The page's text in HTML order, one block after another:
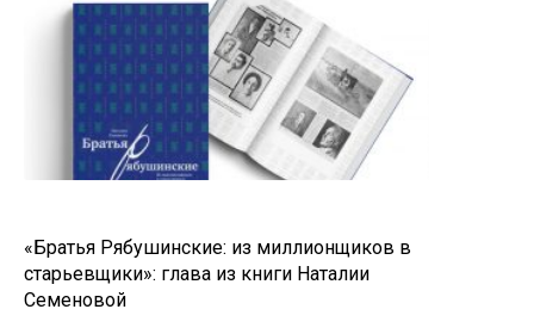
«Братья Рябушинские: из миллионщиков в
старьевщики»: глава из книги Наталии
Семеновой